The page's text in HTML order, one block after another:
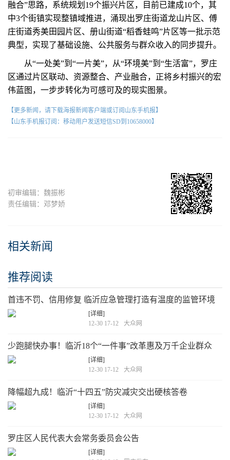
融合”思路，系统规划19个振兴片区，目前已建成10个，其
中3个街镇实现整镇域推进，涌现出罗庄街道龙山片区、傅
庄街道秀美田园片区、册山街道“稻香蛙鸣”片区等一批示范
典型，实现了基础设施、公共服务与群众收入的同步提升。
从“一处美”到“一片美”，从“环境美”到“生活富”，罗庄
区通过片区联动、资源整合、产业融合，正将乡村振兴的宏
伟蓝图，一步步转化为可感可及的现实图景。
【更多新闻，请下载海报新闻客户端或订阅山东手机报】
【山东手机报订阅：移动用户发送短信SD到10658000】
初审编辑：魏振彬
责任编辑：邓梦娇
相关新闻
推荐阅读
首违不罚、信用修复 临沂应急管理打造有温度的监管环境
[详细]
12-30 17-12
大众网
少跑腿快办事！临沂18个“一件事”改革惠及万千企业群众
[详细]
12-30 17-12
大众网
降幅超九成！临沂“十四五”防灾减灾交出硬核答卷
[详细]
12-30 17-12
大众网
罗庄区人民代表大会常务委员会公告
[详细]